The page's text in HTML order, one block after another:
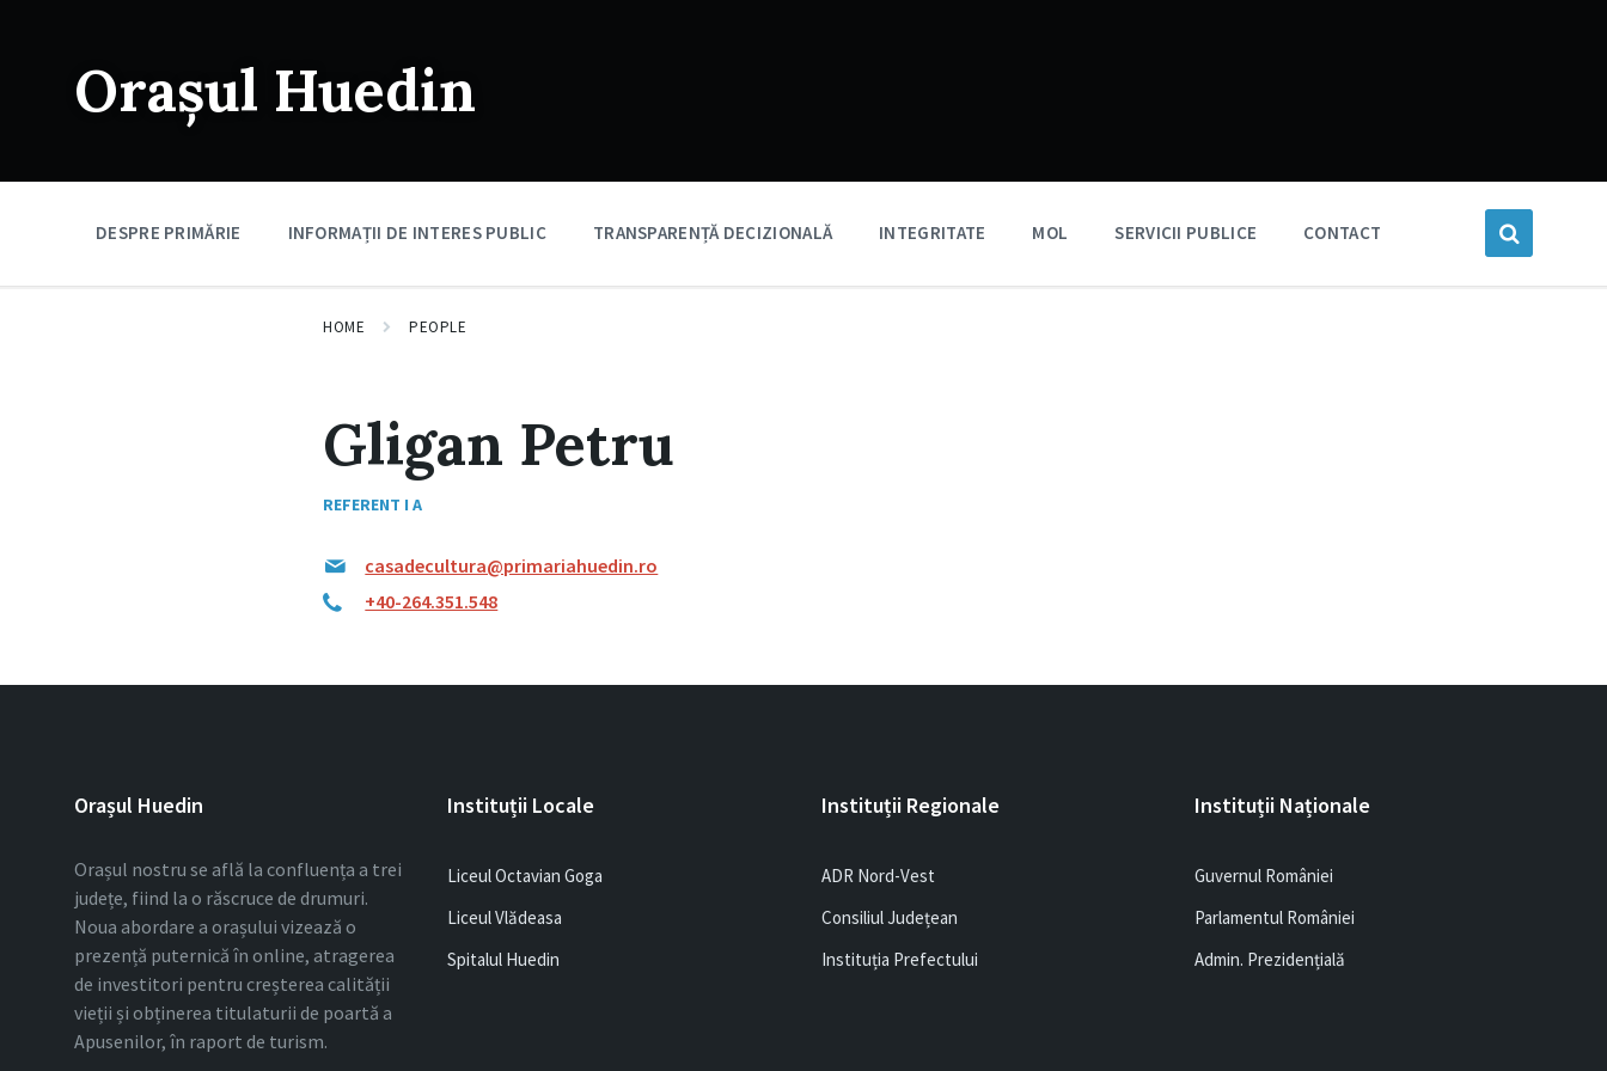
navigationOrașul Huedin
DESPRE PRIMĂRIE INFORMAȚII DE INTERES PUBLIC TRANSPARENȚĂ DECIZIONALĂ INTEGRITATE MOL SERVICII PUBLICE CONTACT
HOME PEOPLE
Gligan Petru
REFERENT I A
casadecultura@primariahuedin.ro
+40-264.351.548
Orașul Huedin
Orașul nostru se află la confluența a trei
județe, fiind la o răscruce de drumuri.
Noua abordare a orașului vizează o
prezență puternică în online, atragerea
de investitori pentru creșterea calității
vieții și obținerea titulaturii de poartă a
Apusenilor, în raport de turism.
Instituții Locale
Liceul Octavian Goga
Liceul Vlădeasa
Spitalul Huedin
Instituții Regionale
ADR Nord-Vest
Consiliul Județean
Instituția Prefectului
Instituții Naționale
Guvernul României
Parlamentul României
Admin. Prezidențială